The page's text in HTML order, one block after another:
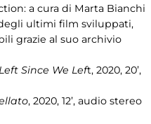
a cura di Marta Bianchi
ultimi film sviluppati,
grazie al suo archivio
Since We Left, 2020, 20’,
, 2020, 12’, audio stereo